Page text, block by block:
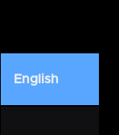
English